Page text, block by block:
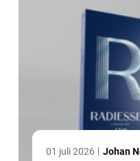
01 juli 2026 Johan